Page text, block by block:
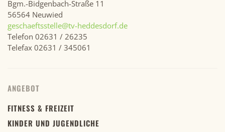
Bgm.-Bidgenbach-Straße 11
56564 Neuwied
geschaeftsstelle@tv-heddesdorf.de
Telefon 02631 / 26235
Telefax 02631 / 345061
ANGEBOT
FITNESS & FREIZEIT
KINDER UND JUGENDLICHE